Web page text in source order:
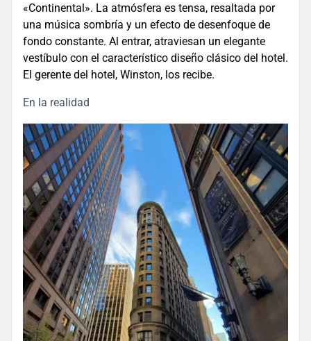
«Continental». La atmósfera es tensa, resaltada por
una música sombría y un efecto de desenfoque de
fondo constante. Al entrar, atraviesan un elegante
vestíbulo con el característico diseño clásico del hotel.
El gerente del hotel, Winston, los recibe.
En la realidad